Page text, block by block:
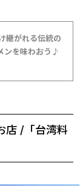
継がれる伝統の
ンを味わおう♪
店 /「台湾料